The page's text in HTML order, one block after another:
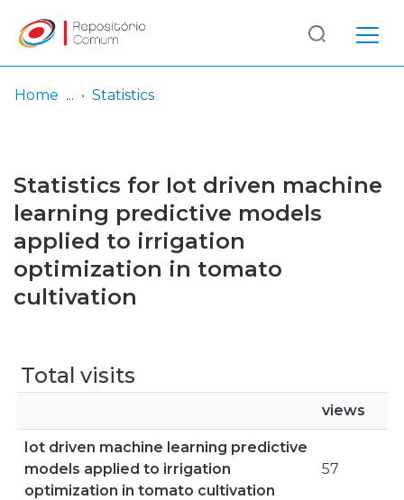
Browse repository
Entities
Log
In
(current)
Home Statistics
Statistics for Iot driven machine
learning predictive models
applied to irrigation
optimization in tomato
cultivation
Total visits
views
Iot driven machine learning predictive
models applied to irrigation
optimization in tomato cultivation
57